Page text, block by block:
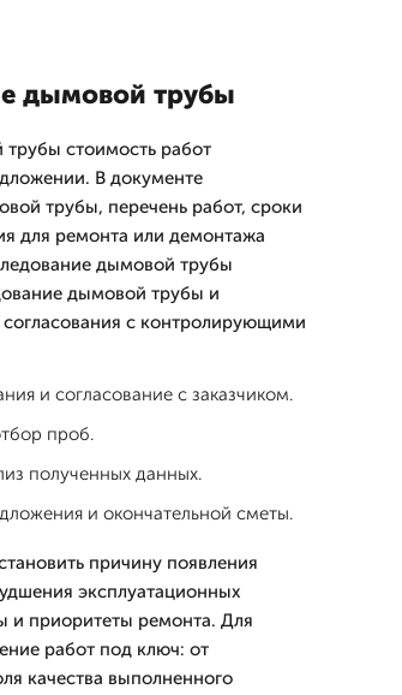
дымовой трубы
стоимость работ
В документе
трубы, перечень работ, сроки
для ремонта или демонтажа
дымовой трубы
дымовой трубы и
согласования с контролирующими
и согласование с заказчиком.
проб.
полученных данных.
и окончательной сметы.
причину появления
эксплуатационных
и приоритеты ремонта. Для
работ под ключ: от
качества выполненного